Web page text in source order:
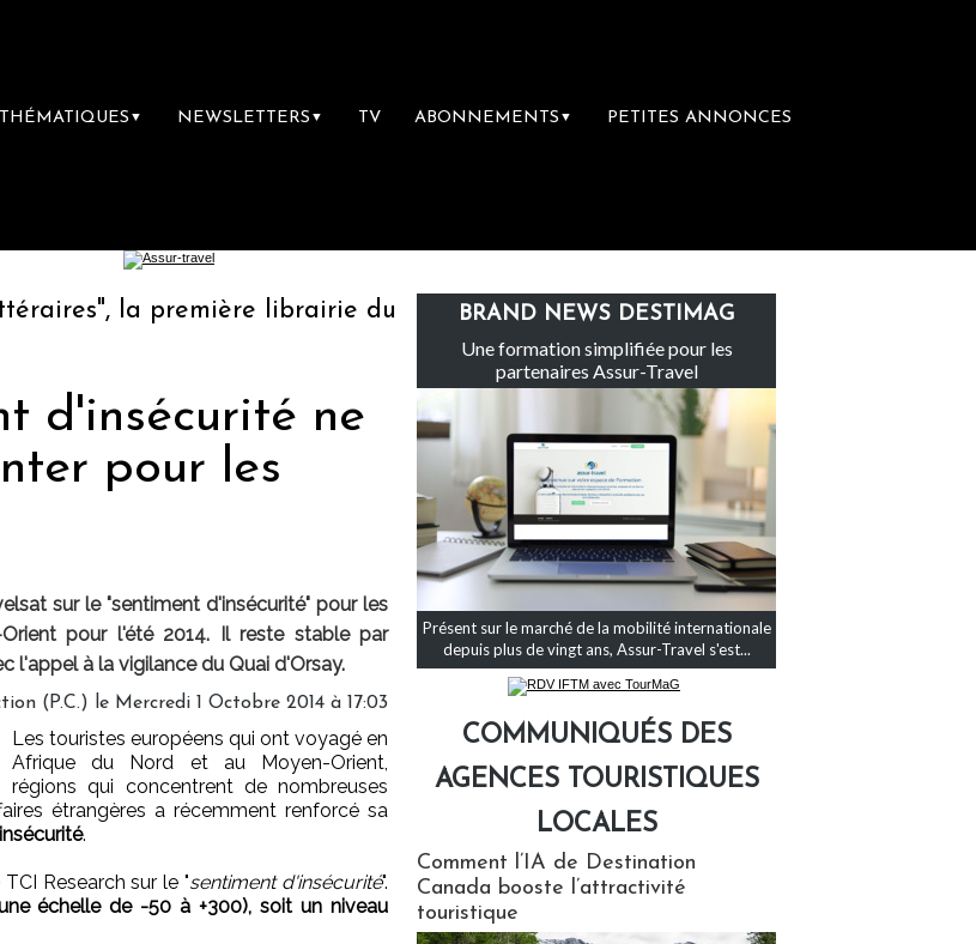
THÉMATIQUES ▼ NEWSLETTERS ▼ TV ABONNEMENTS ▼ PETITES ANNONCES
la première librairie du voyage Le groupe Sainte-Claire rachète Eden
d'insécurité ne
pour les
sur le "sentiment d'insécurité" pour les
pour l'été 2014. Il reste stable par
l'appel à la vigilance du Quai d'Orsay.
(P.C.) le Mercredi 1 Octobre 2014 à 17:03
Les touristes européens qui ont voyagé en
Afrique du Nord et au Moyen-Orient,
régions qui concentrent de nombreuses
étrangères a récemment renforcé sa
.
Research sur le "sentiment d'insécurité".
échelle de -50 à +300), soit un niveau
BRAND NEWS DESTIMAG
Une formation simplifiée pour les
partenaires Assur-Travel
Présent sur le marché de la mobilité internationale
depuis plus de vingt ans, Assur-Travel s'est...
COMMUNIQUÉS DES
AGENCES TOURISTIQUES
LOCALES
Comment l’IA de Destination
Canada booste l’attractivité
touristique